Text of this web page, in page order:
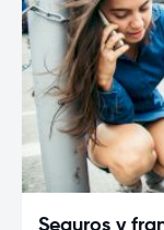
Seguros y